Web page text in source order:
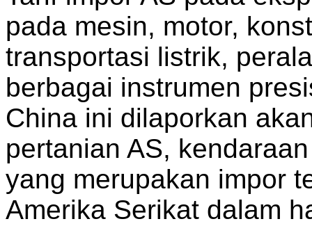
pada mesin, motor,
transportasi listrik,
berbagai instrumen
China ini dilaporkan
pertanian AS,
yang merupakan impor
Amerika Serikat dalam